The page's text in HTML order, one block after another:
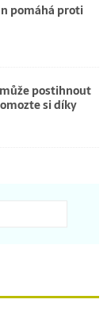
pomáhá proti
postihnout
si díky